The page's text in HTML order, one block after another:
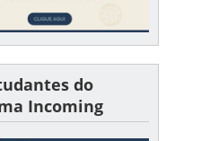
do
Incoming